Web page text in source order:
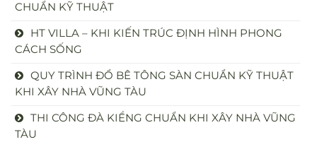
CHUẨN KỸ THUẬT
HT VILLA – KHI KIẾN TRÚC ĐỊNH HÌNH PHONG
CÁCH SỐNG
QUY TRÌNH ĐỔ BÊ TÔNG SÀN CHUẨN KỸ THUẬT
KHI XÂY NHÀ VŨNG TÀU
THI CÔNG ĐÀ KIỀNG CHUẨN KHI XÂY NHÀ VŨNG
TÀU